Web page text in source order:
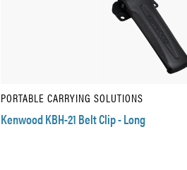
PORTABLE CARRYING SOLUTIONS
Kenwood KBH-21 Belt Clip - Long